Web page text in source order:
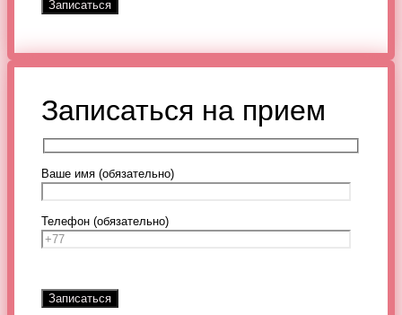
Записаться на прием
Ваше имя (обязательно)
Телефон (обязательно)